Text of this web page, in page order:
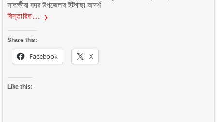
সাতক্ষীরা সদর উপজেলার ইটগাছা আদর্শ
বিস্তারিত…
Share this:
Facebook X
Like this: